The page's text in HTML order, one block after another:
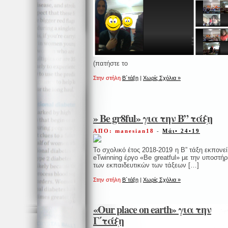
(πατήστε το
Στην στήλη Β΄τάξη | Χωρίς Σχόλια »
» Be gr8ful» για την B” τάξη
ΑΠΟ: manesian18 - Μάι• 24•19
Το σχολικό έτος 2018-2019 η Β” τάξη
eTwinning έργο «Be greatful» με την
των εκπαιδευτικών των τάξεων […]
Στην στήλη Β΄τάξη | Χωρίς Σχόλια »
«Our place on earth» για την
Γ΄τάξη